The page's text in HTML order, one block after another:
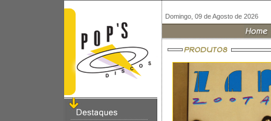
Domingo, 09 de Agosto de 2026